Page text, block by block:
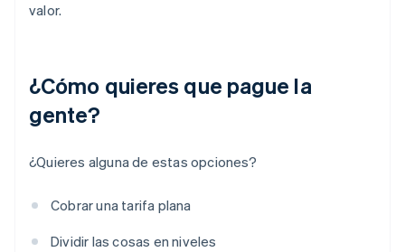
valor.
¿Cómo quieres que pague la
gente?
¿Quieres alguna de estas opciones?
Cobrar una tarifa plana
Dividir las cosas en niveles